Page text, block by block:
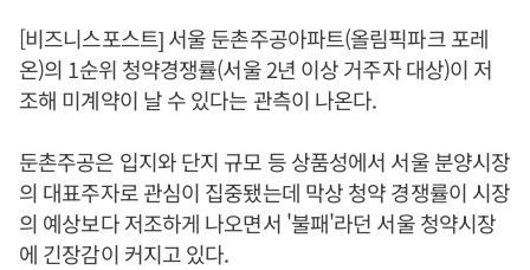
[비즈니스포스트] 서울 둔촌주공아파트(올림픽파크 포레
온)의 1순위 청약경쟁률(서울 2년 이상 거주자 대상)이 저
조해 미계약이 날 수 있다는 관측이 나온다.
둔촌주공은 입지와 단지 규모 등 상품성에서 서울 분양시장
의 대표주자로 관심이 집중됐는데 막상 청약 경쟁률이 시장
의 예상보다 저조하게 나오면서 '불패'라던 서울 청약시장
에 긴장감이 커지고 있다.